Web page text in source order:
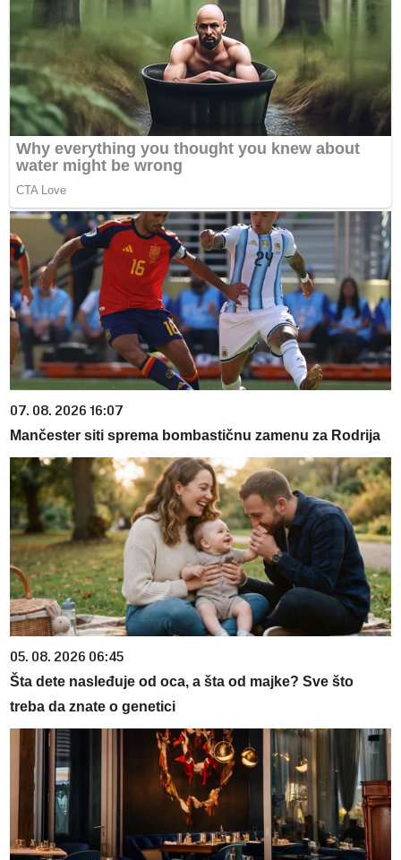
07. 08. 2026 16:07
Mančester siti sprema bombastičnu zamenu za Rodrija
05. 08. 2026 06:45
Šta dete nasleđuje od oca, a šta od majke? Sve što
treba da znate o genetici